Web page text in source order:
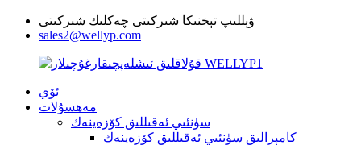
ۋېللىپ تېخنىكا شىركىتى چەكلىك شىركىتى
sales2@wellyp.com
ئۆي
مەھسۇلات
سۈنئىي ئەقىللىق كۆزەينەك
كامېرالىق سۈنئىي ئەقىللىق كۆزەينەك